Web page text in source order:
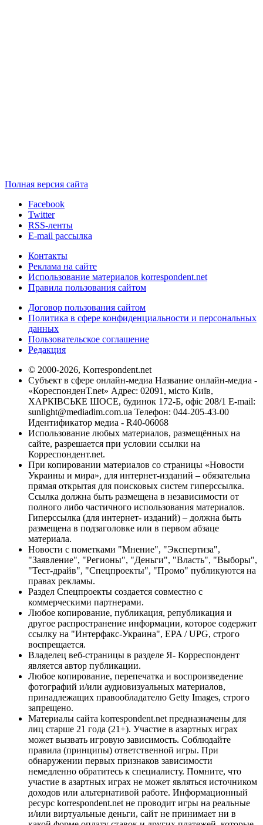
Полная версия сайта
Facebook
Twitter
RSS-ленты
E-mail рассылка
Контакты
Реклама на сайте
Использование материалов korrespondent.net
Правила пользования сайтом
Договор пользования сайтом
Политика в сфере конфиденциальности и персональных
данных
Пользовательское соглашение
Редакция
© 2000-2026, Korrespondent.net
Субъект в сфере онлайн-медиа Название онлайн-медиа -
«КореспонденТ.net» Адрес: 02091, місто Київ,
ХАРКІВСЬКЕ ШОСЕ, будинок 172-Б, офіс 208/1 E-mail:
sunlight@mediadim.com.ua Телефон: 044-205-43-00
Идентификатор медиа - R40-06068
Использование любых материалов, размещённых на
сайте, разрешается при условии ссылки на
Корреспондент.net.
При копировании материалов со страницы «Новости
Украины и мира», для интернет-изданий – обязательна
прямая открытая для поисковых систем гиперссылка.
Ссылка должна быть размещена в независимости от
полного либо частичного использования материалов.
Гиперссылка (для интернет- изданий) – должна быть
размещена в подзаголовке или в первом абзаце
материала.
Новости с пометками "Мнение", "Экспертиза",
"Заявление", "Регионы", "Деньги", "Власть", "Выборы",
"Тест-драйв", "Спецпроекты", "Промо" публикуются на
правах рекламы.
Раздел Спецпроекты создается совместно с
коммерческими партнерами.
Любое копирование, публикация, републикация и
другое распространение информации, которое содержит
ссылку на "Интерфакс-Украина", EPA / UPG, строго
воспрещается.
Владелец веб-страницы в разделе Я- Корреспондент
является автор публикации.
Любое копирование, перепечатка и воспроизведение
фотографий и/или аудиовизуальных материалов,
принадлежащих правообладателю Getty Images, строго
запрещено.
Материалы сайта korrespondent.net предназначены для
лиц старше 21 года (21+). Участие в азартных играх
может вызвать игровую зависимость. Соблюдайте
правила (принципы) ответственной игры. При
обнаружении первых признаков зависимости
немедленно обратитесь к специалисту. Помните, что
участие в азартных играх не может являться источником
доходов или альтернативой работе. Информационный
ресурс korrespondent.net не проводит игры на реальные
и/или виртуальные деньги, сайт не принимает ни в